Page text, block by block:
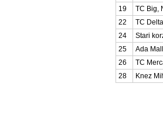
19
TC Big,
22
TC
24
Stari
25
Ada Mall
26
TC
28
Knez